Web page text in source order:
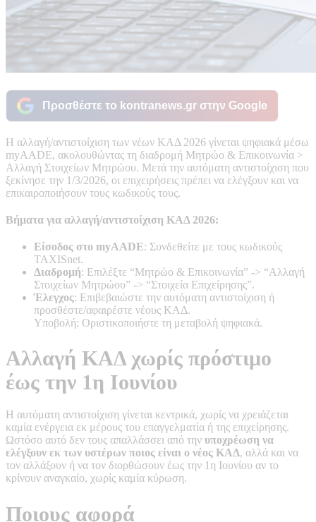
Προσθέστε το kontranews.gr στην Google
Η αλλαγή/αντιστοίχιση των νέων ΚΑΔ 2026 γίνεται ψηφιακά μέσω
myAADE, ακολουθώντας τη διαδρομή Μητρώο & Επικοινωνία >
Αλλαγή Στοιχείων Μητρώου. Μετά την αυτόματη αντιστοίχιση που
ξεκίνησε την 1/3/2026, οι επιχειρήσεις πρέπει να ελέγξουν και να
επικαιροποιήσουν τους κωδικούς τους.
Βήματα για αλλαγή/αντιστοίχιση ΚΑΔ 2026:
Είσοδος στο myAADE: Συνδεθείτε με τους κωδικούς
TAXISnet.
Διαδρομή: Επιλέξτε “Μητρώο & Επικοινωνία” -> “Αλλαγή
Στοιχείων Μητρώου” -> “Στοιχεία Επιχείρησης”.
Έλεγχος: Επιβεβαιώστε την αυτόματη αντιστοίχιση ή
προσθέστε/αφαιρέστε νέους ΚΑΔ.
Υποβολή: Οριστικοποιήστε τη μεταβολή ψηφιακά.
Αλλαγή ΚΑΔ χωρίς πρόστιμο
έως την 1η Ιουνίου
Η αυτόματη αντιστοίχιση γίνεται κεντρικά, χωρίς να χρειάζεται
καμία ενέργεια εκ μέρους του επαγγελματία ή της επιχείρησης.
Ωστόσο αυτό δεν τους απαλλάσσει από την υποχρέωση να
ελέγξουν εκ των υστέρων ποιος είναι ο νέος ΚΑΔ, αλλά και να
τον αλλάξουν ή να τον διορθώσουν έως την 1η Ιουνίου αν το
κρίνουν αναγκαίο, χωρίς καμία κύρωση.
Ποιους αφορά